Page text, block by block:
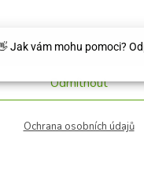
Příjmout
Odmítnout
Ochrana osobních údajů
Rychlý kontakt: